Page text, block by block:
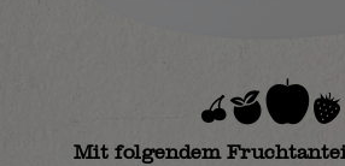
Mit folgendem